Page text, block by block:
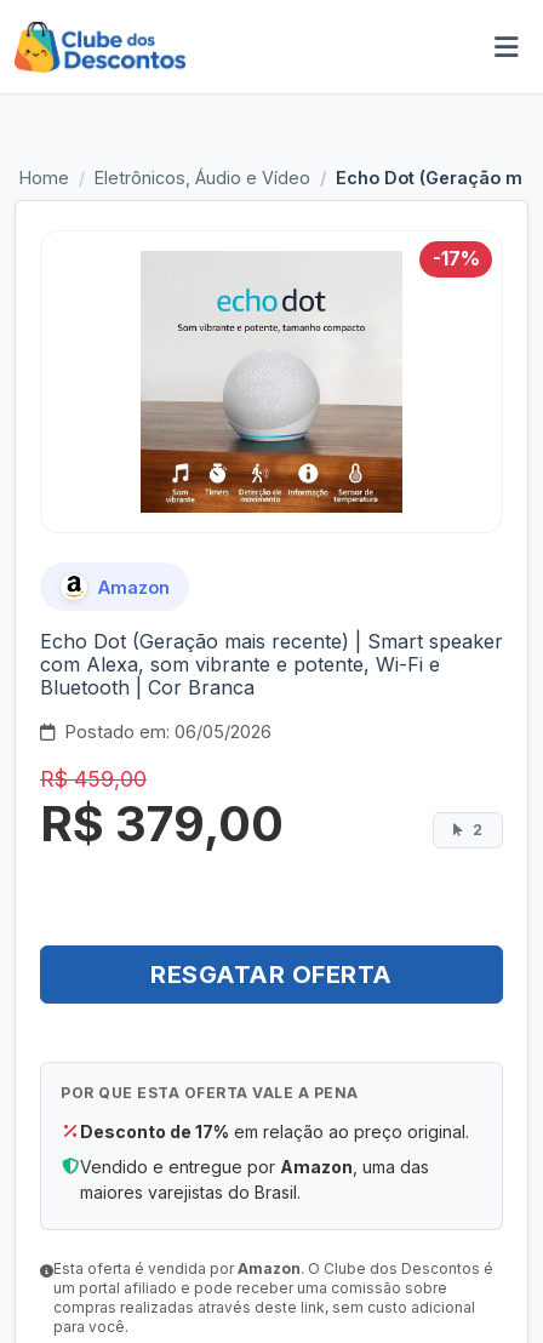
Home Eletrônicos, Áudio e Vídeo Echo Dot (Geração
-17%
Amazon
Echo Dot (Geração mais recente) | Smart speaker
com Alexa, som vibrante e potente, Wi-Fi e
Bluetooth | Cor Branca
Postado em: 06/05/2026
R$ 459,00
R$ 379,00 2
RESGATAR OFERTA
POR QUE ESTA OFERTA VALE A PENA
Desconto de 17% em relação ao preço original.
Vendido e entregue por Amazon , uma das
maiores varejistas do Brasil.
Esta oferta é vendida porAmazon. O Clube dos Descontos é
um portal afiliado e pode receber uma comissão sobre
compras realizadas através deste link, sem custo adicional
para você.